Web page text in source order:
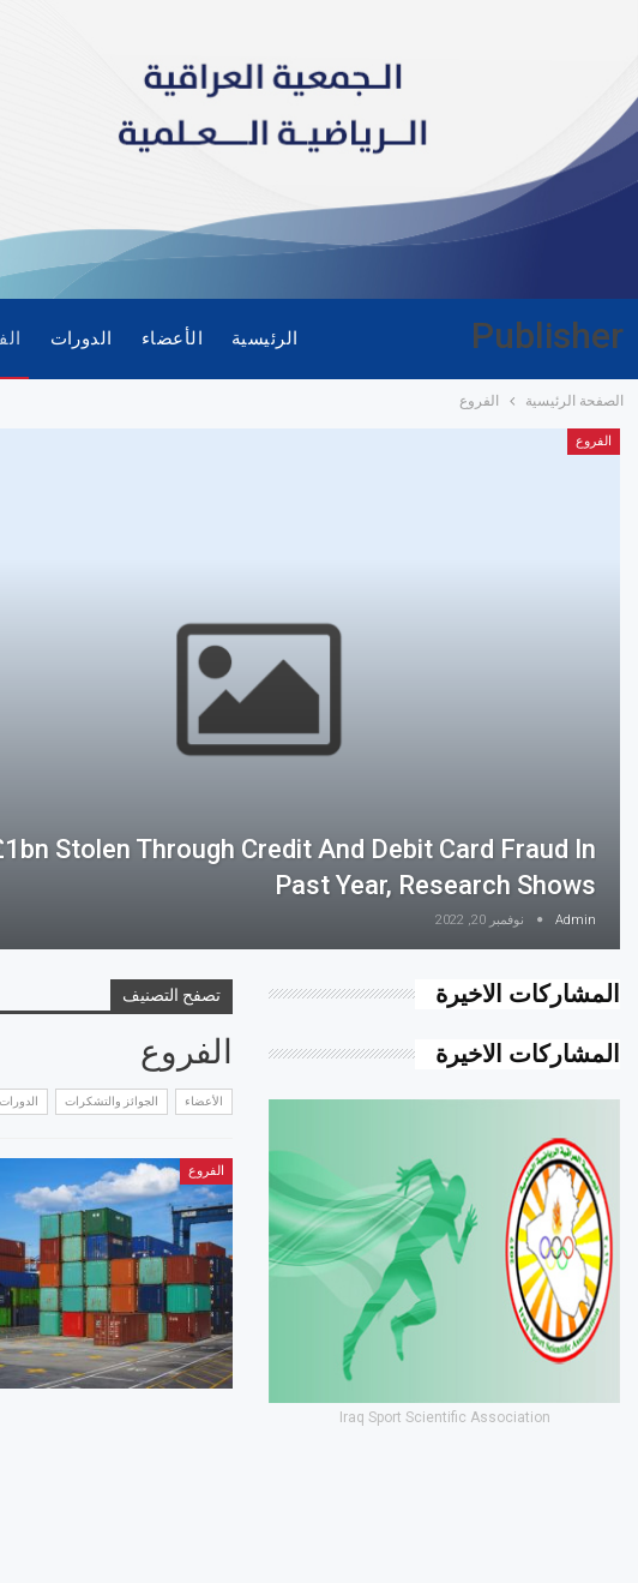
Publisher الرئيسية الأعضاء الدورات
الصفحة الرئيسية الفروع
الفروع
Stolen Through Credit And Debit Card Fraud In
Past Year, Research Shows
Admin نوفمبر 20, 2022
تصفح التصنيف
الفروع
الأعضاء الجوائز والتشكرات الدورات
الفروع
المشاركات الاخيرة
المشاركات الاخيرة
Iraq Sport Scientific Association